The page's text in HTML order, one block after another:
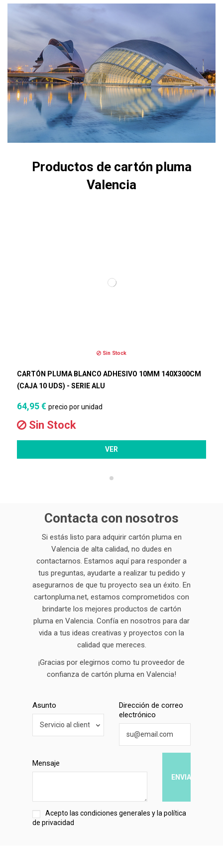
Productos de cartón pluma
Valencia
Sin Stock
CARTÓN PLUMA BLANCO ADHESIVO 10MM 140X300CM
(CAJA 10 UDS) - SERIE ALU
64,95 € precio por unidad
Sin Stock
VER
Contacta con nosotros
Si estás listo para adquirir cartón pluma en
Valencia de alta calidad, no dudes en
contactarnos. Estamos aquí para responder a
tus preguntas, ayudarte a realizar tu pedido y
asegurarnos de que tu proyecto sea un éxito. En
cartonpluma.net, estamos comprometidos con
brindarte los mejores productos de cartón
pluma en Valencia. Confía en nosotros para dar
vida a tus ideas creativas y proyectos con la
calidad que mereces.
¡Gracias por elegirnos como tu proveedor de
confianza de cartón pluma en Valencia!
Asunto
Dirección de correo
electrónico
Mensaje
Acepto las condiciones generales y lapolítica
de privacidad